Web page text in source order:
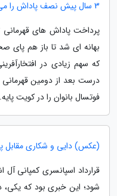
3 سال پیش نصف پاداش را می دادند ارزشش بیشتر از الان بود
پرداخت پاداش های
بهانه ای شد تا باز هم پای
که سهم زیادی در
درست بعد از دومین قهرمانی
فوتسال بانوان را در کویت
(عکس) دایی و شکاری مقابل
قرارداد اسپانسری کمپانی
شود؛ این خبری بود که یکی،